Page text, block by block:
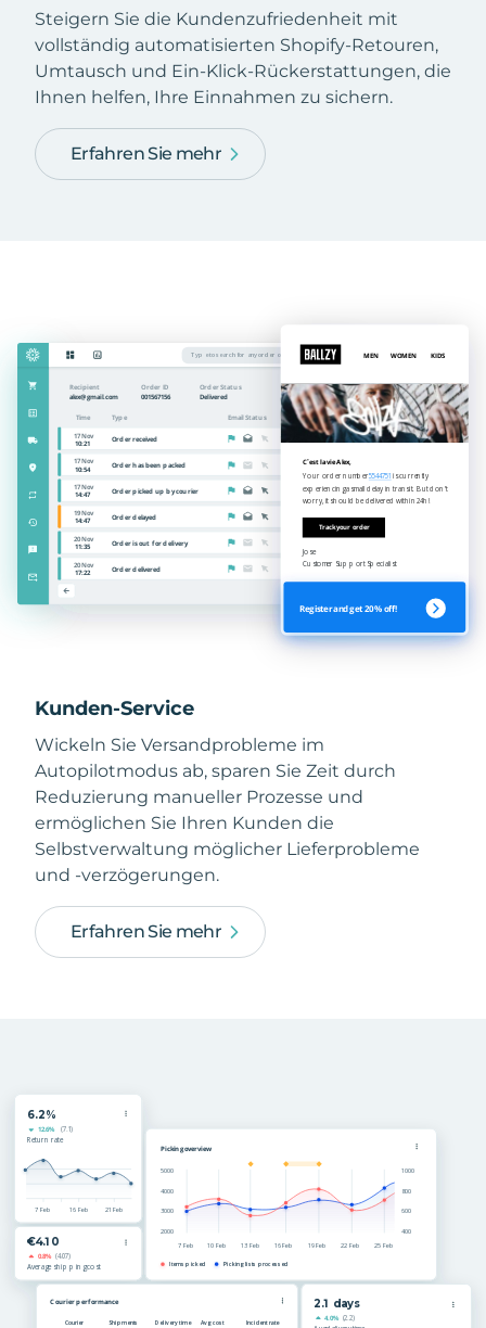
Steigern Sie die Kundenzufriedenheit mit
vollständig automatisierten Shopify-Retouren,
Umtausch und Ein-Klick-Rückerstattungen, die
Ihnen helfen, Ihre Einnahmen zu sichern.
Erfahren Sie mehr
Kunden-Service
Wickeln Sie Versandprobleme im
Autopilotmodus ab, sparen Sie Zeit durch
Reduzierung manueller Prozesse und
ermöglichen Sie Ihren Kunden die
Selbstverwaltung möglicher Lieferprobleme
und -verzögerungen.
Erfahren Sie mehr